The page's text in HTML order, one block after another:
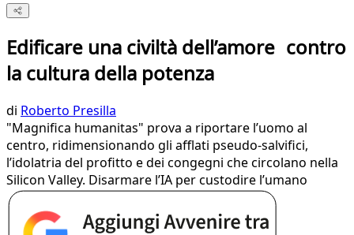
Edificare una civiltà dell’amore contro
la cultura della potenza
di Roberto Presilla
"Magnifica humanitas" prova a riportare l’uomo al
centro, ridimensionando gli afflati pseudo-salvifici,
l’idolatria del profitto e dei congegni che circolano nella
Silicon Valley. Disarmare l’IA per custodire l’umano